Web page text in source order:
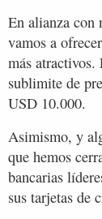
En alianza con
vamos a
más atractivos.
sublimite de
USD 10.000.
Asimismo, y
que hemos
bancarias
sus tarjetas de